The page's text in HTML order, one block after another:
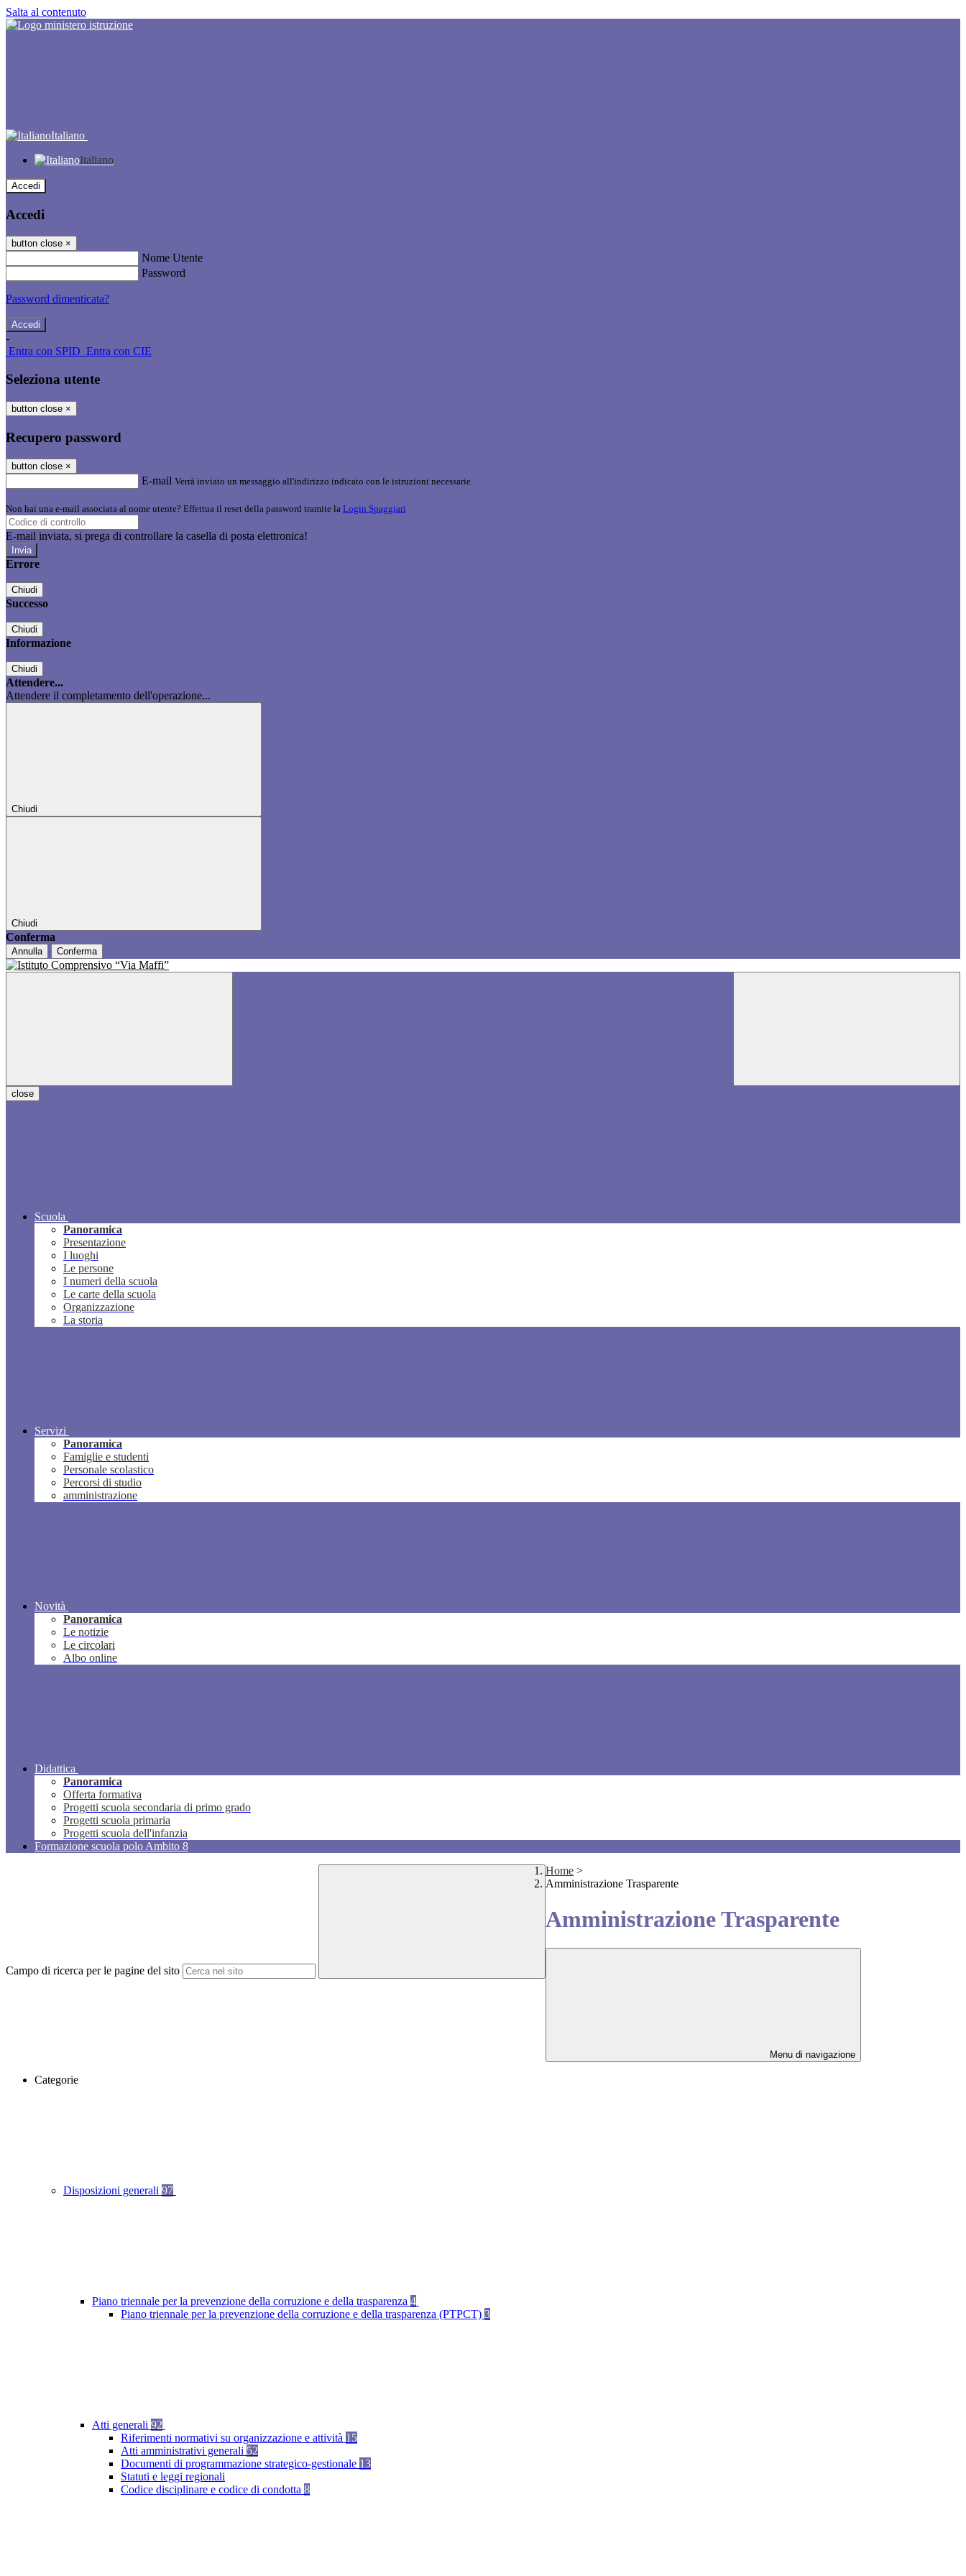
Salta al contenuto
Italiano
Italiano
Accedi
Accedi
button close ×
Nome Utente
Password
Password dimenticata?
-
Entra con SPID Entra con CIE
Seleziona utente
button close ×
Recupero password
button close ×
E-mail Verrà inviato un messaggio all'indirizzo indicato con le istruzioni necessarie.
Non hai una e-mail associata al nome utente? Effettua il reset della password tramite la Login Spaggiari
E-mail inviata, si prega di controllare la casella di posta elettronica!
Errore
Chiudi
Successo
Chiudi
Informazione
Chiudi
Attendere...
Attendere il completamento dell'operazione...
Chiudi
Chiudi
Conferma
Annulla Conferma
close
Scuola
Panoramica
Presentazione
I luoghi
Le persone
I numeri della scuola
Le carte della scuola
Organizzazione
La storia
Servizi
Panoramica
Famiglie e studenti
Personale scolastico
Percorsi di studio
amministrazione
Novità
Panoramica
Le notizie
Le circolari
Albo online
Didattica
Panoramica
Offerta formativa
Progetti scuola secondaria di primo grado
Progetti scuola primaria
Progetti scuola dell'infanzia
Formazione scuola polo Ambito 8
Campo di ricerca per le pagine del sito
Home >
Amministrazione Trasparente
Amministrazione Trasparente
Menu di navigazione
Categorie
Disposizioni generali 97
Piano triennale per la prevenzione della corruzione e della trasparenza 4
Piano triennale per la prevenzione della corruzione e della trasparenza (PTPCT) 3
Atti generali 92
Riferimenti normativi su organizzazione e attività 15
Atti amministrativi generali 52
Documenti di programmazione strategico-gestionale 13
Statuti e leggi regionali
Codice disciplinare e codice di condotta 8